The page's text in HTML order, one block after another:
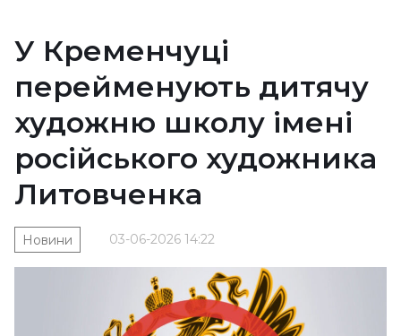
У Кременчуці
перейменують дитячу
художню школу імені
російського художника
Литовченка
03-06-2026 14:22
Новини